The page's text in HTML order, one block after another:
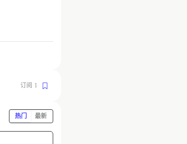
订阅 1
热门 最新